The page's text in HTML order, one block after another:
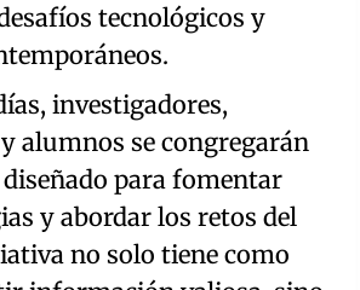
tecnológicos y
investigadores,
alumnos se congregarán
para fomentar
y abordar los retos del
no solo tiene como